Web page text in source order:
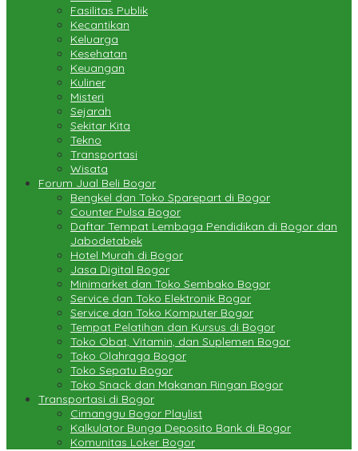
Fasilitas Publik
Kecantikan
Keluarga
Kesehatan
Keuangan
Kuliner
Misteri
Sejarah
Sekitar Kita
Tekno
Transportasi
Wisata
Forum Jual Beli Bogor
Bengkel dan Toko Sparepart di Bogor
Counter Pulsa Bogor
Daftar Tempat Lembaga Pendidikan di Bogor dan
Jabodetabek
Hotel Murah di Bogor
Jasa Digital Bogor
Minimarket dan Toko Sembako Bogor
Service dan Toko Elektronik Bogor
Service dan Toko Komputer Bogor
Tempat Pelatihan dan Kursus di Bogor
Toko Obat, Vitamin, dan Suplemen Bogor
Toko Olahraga Bogor
Toko Sepatu Bogor
Toko Snack dan Makanan Ringan Bogor
Transportasi di Bogor
Cimanggu Bogor Playlist
Kalkulator Bunga Deposito Bank di Bogor
Komunitas Loker Bogor